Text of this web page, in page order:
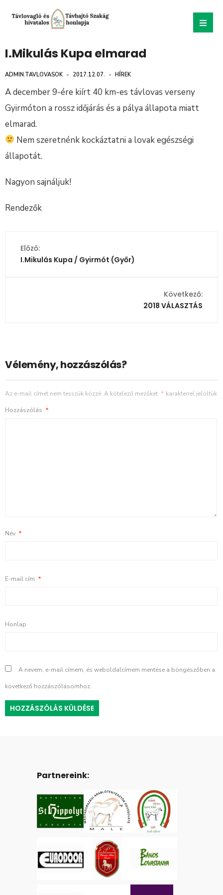
I.Mikulás Kupa elmarad
ADMIN.TAVLOVASOK • 2017.12.07. • HÍREK
A december 9-ére kiírt 40 km-es távlovas verseny
Gyirmóton a rossz időjárás és a pálya állapota miatt
elmarad.
Nem szeretnénk kockáztatni a lovak egészségi
állapotát.
Nagyon sajnáljuk!
Rendezők
Előző:
I.Mikulás Kupa / Gyirmót (Győr)
Következő:
2018 VÁLASZTÁS
Vélemény, hozzászólás?
Az e-mail címet nem tesszük közzé. A kötelező mezőket * karakterrel jelöltük
Hozzászólás *
Név *
E-mail cím *
Honlap
A nevem, e-mail címem, és weboldalcímem mentése a böngészőben a
következő hozzászólásomhoz.
Partnereink: